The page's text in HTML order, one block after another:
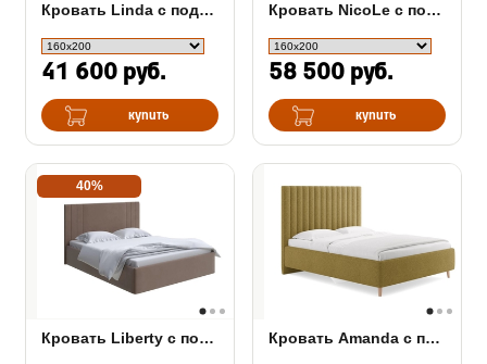
Кровать Linda с подъемным механизмом
41 600 руб.
купить
Кровать NicoLe c подъемным механизмом
58 500 руб.
купить
40%
Кровать Liberty с подъемным механизмом Кровать Amanda с подъемным механизмом